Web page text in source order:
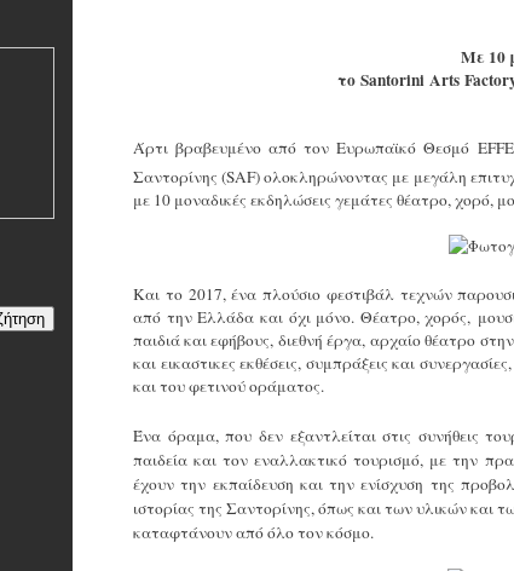
Με 10
το Santorini Arts
Άρτι βραβευμένο από τον Ευρωπαϊκό Θεσμό
Σαντορίνης (SAF) ολοκληρώνοντας με μεγάλη
με 10 μοναδικές εκδηλώσεις γεμάτες θέατρο, χορό,
Και το 2017, ένα πλούσιο φεστιβάλ τεχνών
από την Ελλάδα και όχι μόνο. Θέατρο, χορός,
παιδιά και εφήβους, διεθνή έργα,αρχαίο θέατρο
και εικαστικες εκθέσεις, συμπράξεις και
και του φετινού οράματος.
Ένα όραμα, που δεν εξαντλείται στις συνήθεις
παιδεία και τον εναλλακτικό τουρισμό, με την
έχουν την εκπαίδευση και την ενίσχυση της
ιστορίας της Σαντορίνης, όπως και των υλικών και
καταφτάνουν από όλο τον κόσμο.